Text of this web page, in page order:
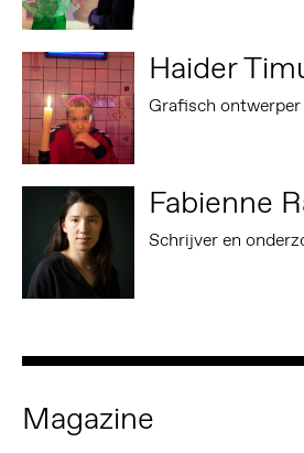
Haider
Grafisch
Fabienne
Schrijver en
Magazine